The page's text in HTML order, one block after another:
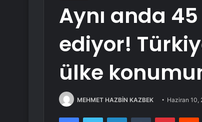
Aynı anda
ediyor!
ülke
MEHMET HAZBİN KAZBEK Haziran 10,
FacebookTwitter LinkedInTumblr Pinterest